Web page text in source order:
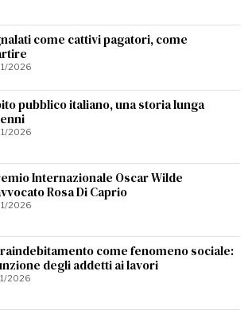
come cattivi pagatori, come
2026
pubblico italiano, una storia lunga
2026
Internazionale Oscar Wilde
Rosa Di Caprio
2026
come fenomeno sociale:
degli addetti ai lavori
2026